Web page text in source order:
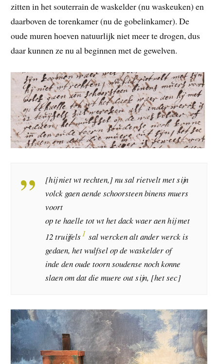
zitten in het souterrain de waskelder (nu waskeuken) en
daarboven de torenkamer (nu de gobelinkamer). De
oude muren hoeven natuurlijk niet meer te drogen, dus
daar kunnen ze nu al beginnen met de gewelven.
[hij niet wt rechten,] nu sal rietvelt met sijn
volck gaen aende schoorsteen binens muers
voort
op te haelle tot wt het dack waer aen hij met
12 truijfels1 sal wercken alt ander werck is
gedaen, het wulfsel op de waskelder of
inde den oude toorn soudense noch konne
slaen om dat die muere out sijn, [het sec]